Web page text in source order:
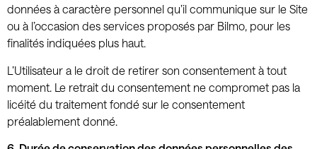
données à caractère personnel qu’il communique sur le Site
ou à l’occasion des services proposés par Bilmo, pour les
finalités indiquées plus haut.
L’Utilisateur a le droit de retirer son consentement à tout
moment. Le retrait du consentement ne compromet pas la
licéité du traitement fondé sur le consentement
préalablement donné.